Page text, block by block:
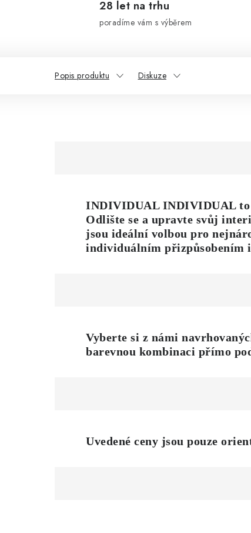
28 let na trhu
poradíme vám s výběrem
Popis produktu Diskuze
INDIVIDUAL INDIVIDUAL to
Odlište se a upravte svůj
jsou ideální volbou pro
individuálním přizpůsobením
Vyberte si z námi
barevnou kombinaci přímo
Uvedené ceny jsou pouze